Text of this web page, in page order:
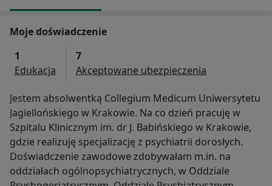
Moje doświadczenie
1
Edukacja
7
Akceptowane ubezpieczenia
Jestem absolwentką Collegium Medicum Uniwersytetu
Jagiellońskiego w Krakowie. Na co dzień pracuję w
Szpitalu Klinicznym im. dr J. Babińskiego w Krakowie,
gdzie realizuję specjalizację z psychiatrii dorosłych.
Doświadczenie zawodowe zdobywałam m.in. na
oddziałach ogólnopsychiatrycznych, w Oddziale